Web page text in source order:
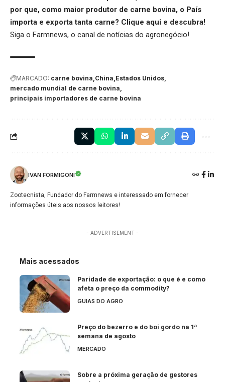
por que, como maior produtor de carne bovina, o País
importa e exporta tanta carne? Clique aqui e descubra!
Siga o Farmnews, o canal de notícias do agronegócio!
MARCADO: carne bovina China Estados Unidos
mercado mundial de carne bovina
principais importadores de carne bovina
IVAN FORMIGONI
Zootecnista, Fundador do Farmnews e interessado em fornecer
informações úteis aos nossos leitores!
- ADVERTISEMENT -
Mais acessados
Paridade de exportação: o que é e como
afeta o preço da commodity?
GUIAS DO AGRO
Preço do bezerro e do boi gordo na 1ª
semana de agosto
MERCADO
Sobre a próxima geração de gestores